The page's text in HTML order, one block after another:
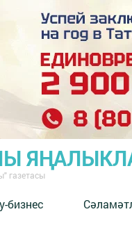
газетасы
бизнес